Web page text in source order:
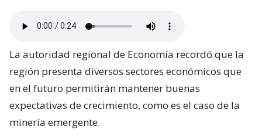
La autoridad regional de Economía recordó que la
región presenta diversos sectores económicos que
en el futuro permitirán mantener buenas
expectativas de crecimiento, como es el caso de la
minería emergente.